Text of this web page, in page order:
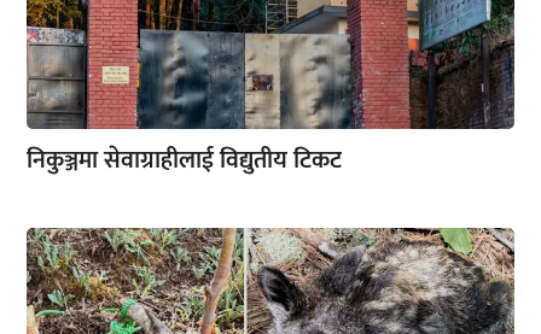
निकुञ्जमा सेवाग्राहीलाई विद्युतीय टिकट